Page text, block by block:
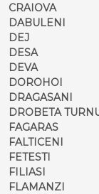
CRAIOVA
DABULENI
DEJ
DESA
DEVA
DOROHOI
DRAGASANI
DROBETA
FAGARAS
FALTICENI
FETESTI
FILIASI
FLAMANZI